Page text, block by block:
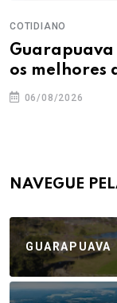
COTIDIANO
Guarapuava
os melhores
06/08/2026
NAVEGUE
GUARAPUAVA